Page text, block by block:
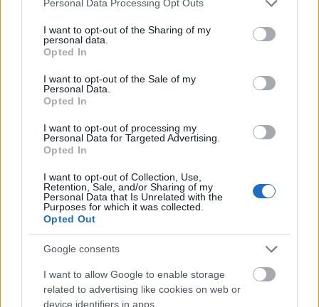
not limited to your visit or usage behaviour. You may click to
grant or deny consent to Google and its third-party tags to
use your data for below specified purposes in below Google
consent section.
Personal Data Processing Opt Outs
I want to opt-out of the Sharing of my
personal data.
Opted In
I want to opt-out of the Sale of my
Personal Data.
Opted In
I want to opt-out of processing my
Personal Data for Targeted Advertising.
Opted In
I want to opt-out of Collection, Use,
Retention, Sale, and/or Sharing of my
Personal Data that Is Unrelated with the
Purposes for which it was collected.
Opted Out
Google consents
I want to allow Google to enable storage
related to advertising like cookies on web or
device identifiers in apps.
meglátogatja Emilyt Párizsban?
A rajongók nagyon
szeretnék látni
A színésznő az apukáját is rendszeresen felköszönti
számára, hogy minden lehetséges módon
kimutassa a családja iránti szeretetét. Catrallt